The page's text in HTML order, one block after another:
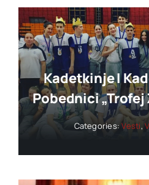
Kadetkinje I
Pobednici „trofej
Categories:Vesti,